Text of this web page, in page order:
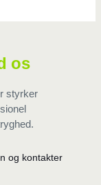
os
styrker